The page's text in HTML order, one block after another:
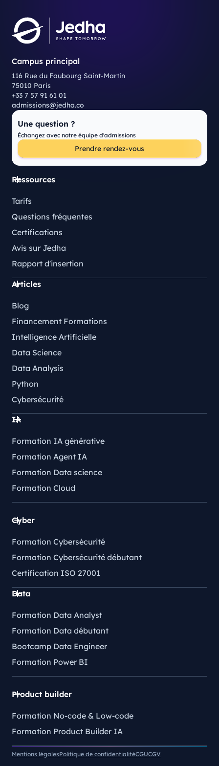
Campus principal
116 Rue du Faubourg Saint-Martin
75010 Paris
+33 7 57 91 61 01
admissions@jedha.co
Une question ?
Échangez avec notre équipe d'admissions
Prendre rendez-vous
Ressources
Tarifs
Questions fréquentes
Certifications
Avis sur Jedha
Rapport d'insertion
Articles
Blog
Financement Formations
Intelligence Artificielle
Data Science
Data Analysis
Python
Cybersécurité
IA
Formation IA générative
Formation Agent IA
Formation Data science
Formation Cloud
Cyber
Formation Cybersécurité
Formation Cybersécurité débutant
Certification ISO 27001
Data
Formation Data Analyst
Formation Data débutant
Bootcamp Data Engineer
Formation Power BI
Product builder
Formation No-code & Low-code
Formation Product Builder IA
Mentions légalesPolitique de confidentialitéCGUCGV